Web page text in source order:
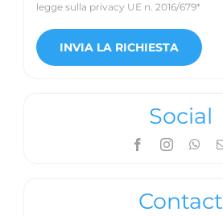
legge sulla privacy UE n. 2016/679*
Social
Contact